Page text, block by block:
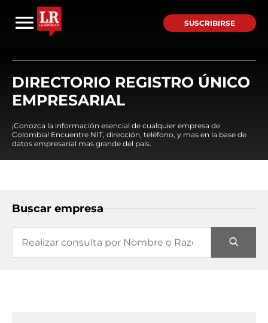
SUSCRIBIRSE
DIRECTORIO REGISTRO ÚNICO
EMPRESARIAL
¡Conozca la información esencial de cualquier empresa de
Colombia! Encuentre NIT, dirección, teléfono, y mas en la base de
datos empresarial mas grande del país.
Buscar empresa